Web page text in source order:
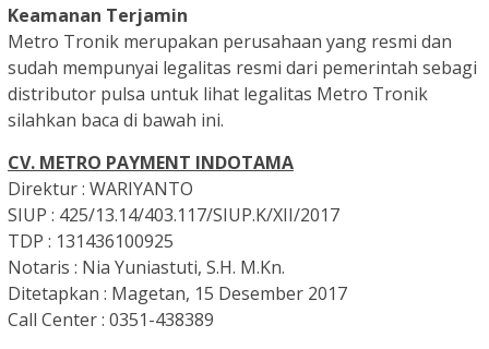
Keamanan Terjamin
Metro Tronik merupakan perusahaan yang resmi dan
sudah mempunyai legalitas resmi dari pemerintah sebagi
distributor pulsa untuk lihat legalitas Metro Tronik
silahkan baca di bawah ini.
CV. METRO PAYMENT INDOTAMA
Direktur : WARIYANTO
SIUP : 425/13.14/403.117/SIUP.K/XII/2017
TDP : 131436100925
Notaris : Nia Yuniastuti, S.H. M.Kn.
Ditetapkan : Magetan, 15 Desember 2017
Call Center : 0351-438389